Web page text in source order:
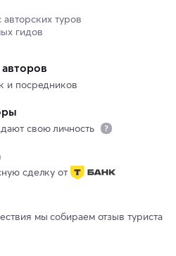
туров
гидов
и посредников
свою личность
сделку от
мы собираем отзыв туриста